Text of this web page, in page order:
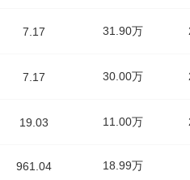
7.17 31.90万
7.17 30.00万
19.03 11.00万
961.04 18.99万